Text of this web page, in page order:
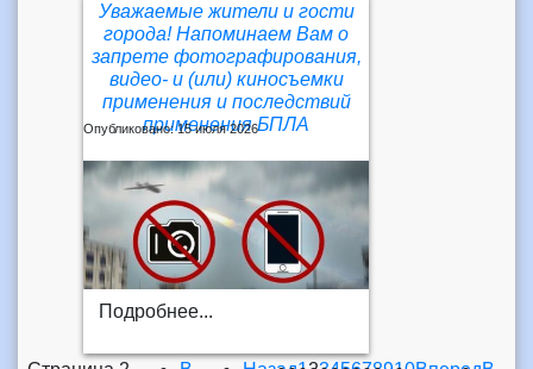
Уважаемые жители и гости
города! Напоминаем Вам о
запрете фотографирования,
видео- и (или) киносъемки
применения и последствий
применения БПЛА
Опубликовано: 15 июля 2026
Подробнее...